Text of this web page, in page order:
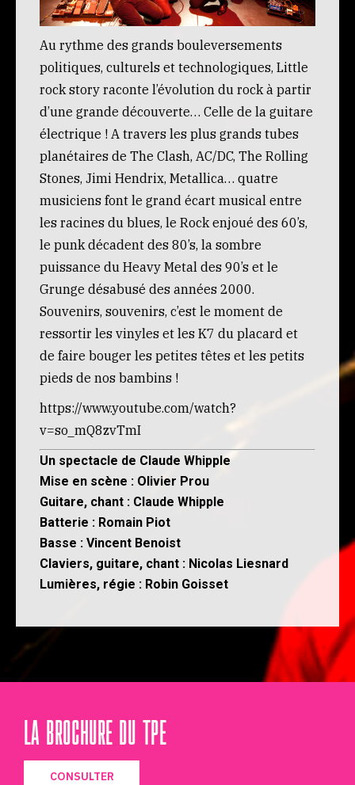
Au rythme des grands bouleversements
politiques, culturels et technologiques, Little
rock story raconte l’évolution du rock à partir
d’une grande découverte… Celle de la guitare
électrique ! A travers les plus grands tubes
planétaires de The Clash, AC/DC, The Rolling
Stones, Jimi Hendrix, Metallica… quatre
musiciens font le grand écart musical entre
les racines du blues, le Rock enjoué des 60’s,
le punk décadent des 80’s, la sombre
puissance du Heavy Metal des 90’s et le
Grunge désabusé des années 2000.
Souvenirs, souvenirs, c’est le moment de
ressortir les vinyles et les K7 du placard et
de faire bouger les petites têtes et les petits
pieds de nos bambins !
https://www.youtube.com/watch?
v=so_mQ8zvTmI
Un spectacle de Claude Whipple
Mise en scène : Olivier Prou
Guitare, chant : Claude Whipple
Batterie : Romain Piot
Basse : Vincent Benoist
Claviers, guitare, chant : Nicolas Liesnard
Lumières, régie : Robin Goisset
LA BROCHURE DU TPE
CONSULTER